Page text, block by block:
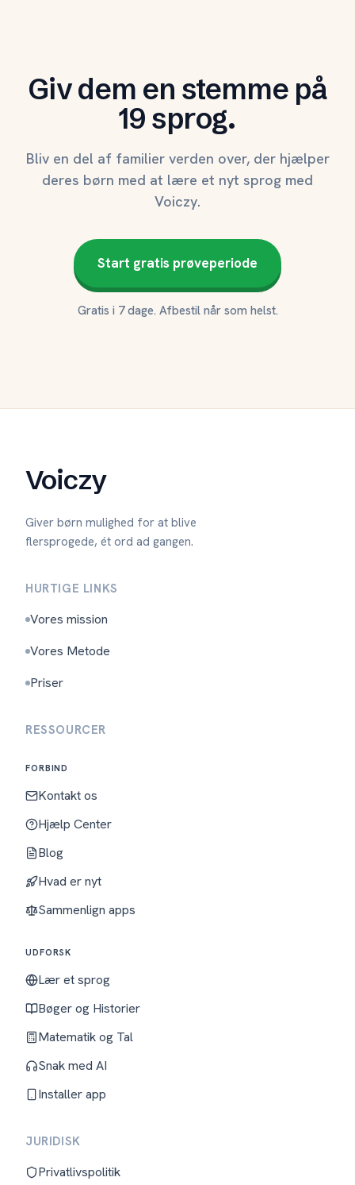
Giv dem en stemme på
19 sprog.
Bliv en del af familier verden over, der hjælper
deres børn med at lære et nyt sprog med
Voiczy.
Start gratis prøveperiode
Gratis i 7 dage. Afbestil når som helst.
Voiczy
Giver børn mulighed for at blive
flersprogede, ét ord ad gangen.
HURTIGE LINKS
Vores mission
Vores Metode
Priser
RESSOURCER
FORBIND
Kontakt os
Hjælp Center
Blog
Hvad er nyt
Sammenlign apps
UDFORSK
Lær et sprog
Bøger og Historier
Matematik og Tal
Snak med AI
Installer app
JURIDISK
Privatlivspolitik